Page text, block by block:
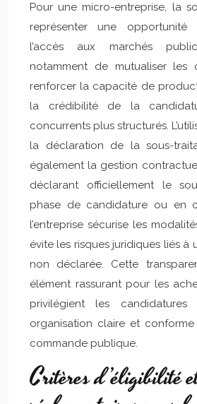
Pour une micro-entreprise, la
représenter une opportunité
l’accès aux marchés
notamment de mutualiser les
renforcer la capacité de
la crédibilité de la
concurrents plus structurés.
la déclaration de la sous-
également la gestion
déclarant officiellement le
phase de candidature ou en
l’entreprise sécurise les
évite les risques juridiques liés à
non déclarée. Cette
élément rassurant pour les
privilégient les candidatures
organisation claire et
commande publique.
Critères d’éligibilité